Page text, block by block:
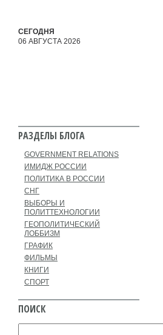
СЕГОДНЯ
06 АВГУСТА 2026
РАЗДЕЛЫ БЛОГА
GOVERNMENT RELATIONS
ИМИДЖ РОССИИ
ПОЛИТИКА В РОССИИ
СНГ
ВЫБОРЫ И
ПОЛИТТЕХНОЛОГИИ
ГЕОПОЛИТИЧЕСКИЙ
ЛОББИЗМ
ГРАФИК
ФИЛЬМЫ
КНИГИ
СПОРТ
ПОИСК